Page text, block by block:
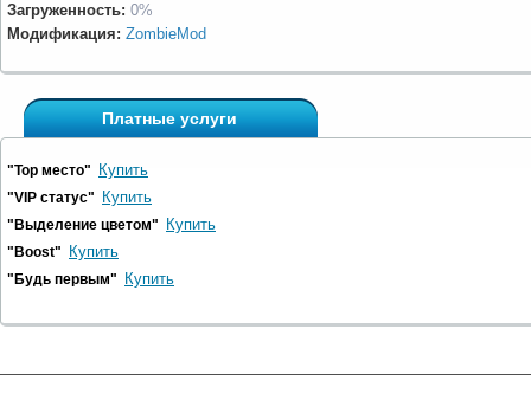
Загруженность: 0%
Модификация: ZombieMod
Платные услуги
"Top место" Купить
"VIP статус" Купить
"Выделение цветом" Купить
"Boost" Купить
"Будь первым" Купить